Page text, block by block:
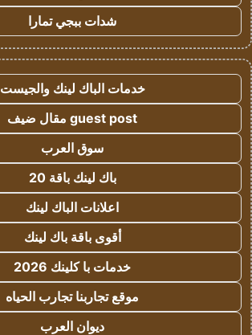
شدات ببجي تمارا
خدمات الباك لينك والجيست
guest post مقال ضيف
سوق العرب
باك لينك باقة 20
اعلانات الباك لينك
أقوى باقة باك لينك
خدمات با كلينك 2026
موقع تجاربنا تجارب الحياه
ديوان العرب